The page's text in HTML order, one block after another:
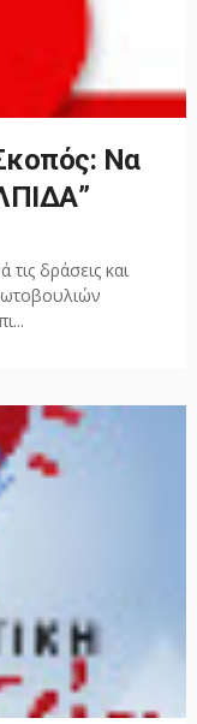
Να
δράσεις και